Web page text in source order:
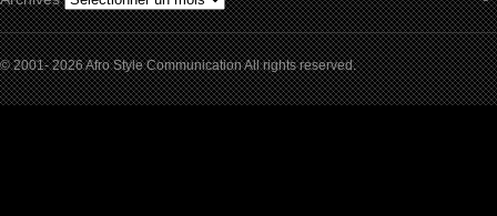
© 2001- 2026 Afro Style Communication All rights reserved.